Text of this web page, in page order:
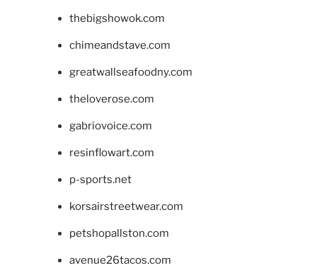
thebigshowok.com
chimeandstave.com
greatwallseafoodny.com
theloverose.com
gabriovoice.com
resinflowart.com
p-sports.net
korsairstreetwear.com
petshopallston.com
avenue26tacos.com